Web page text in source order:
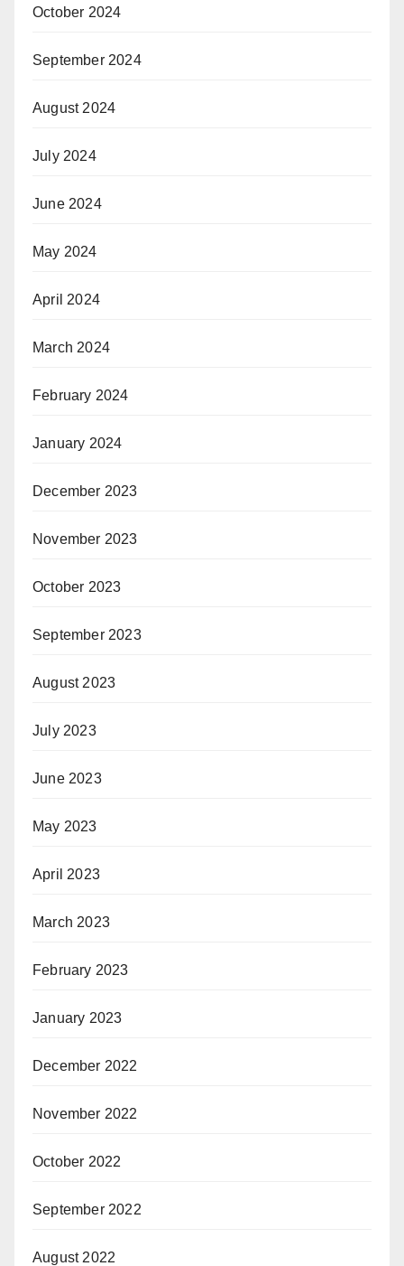
October 2024
September 2024
August 2024
July 2024
June 2024
May 2024
April 2024
March 2024
February 2024
January 2024
December 2023
November 2023
October 2023
September 2023
August 2023
July 2023
June 2023
May 2023
April 2023
March 2023
February 2023
January 2023
December 2022
November 2022
October 2022
September 2022
August 2022